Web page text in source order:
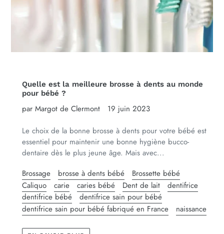
Quelle est la meilleure brosse à dents au monde
pour bébé ?
par Margot de Clermont
19 juin 2023
Le choix de la bonne brosse à dents pour votre bébé est
essentiel pour maintenir une bonne hygiène bucco-
dentaire dès le plus jeune âge. Mais avec...
Brossage
brosse à dents bébé
Brossette bébé
Caliquo
carie caries bébé Dent de lait
dentifrice
dentifrice bébé
dentifrice sain pour bébé
dentifrice sain pour bébé fabriqué en France
naissance